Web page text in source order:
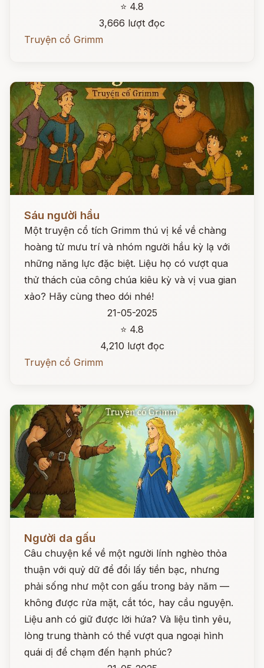
⭐ 4.8
3,666 lượt đọc
Truyện cổ Grimm
Sáu người hầu
Một truyện cổ tích Grimm thú vị kể về chàng
hoàng tử mưu trí và nhóm người hầu kỳ lạ với
những năng lực đặc biệt. Liệu họ có vượt qua
thử thách của công chúa kiêu kỳ và vị vua gian
xảo? Hãy cùng theo dói nhé!
21-05-2025
⭐ 4.8
4,210 lượt đọc
Truyện cổ Grimm
Người da gấu
Câu chuyện kể về một người lính nghèo thỏa
thuận với quỷ dữ để đổi lấy tiền bạc, nhưng
phải sống như một con gấu trong bảy năm —
không được rửa mặt, cắt tóc, hay cầu nguyện.
Liệu anh có giữ được lời hứa? Và liệu tình yêu,
lòng trung thành có thể vượt qua ngoại hình
quái dị để chạm đến hạnh phúc?